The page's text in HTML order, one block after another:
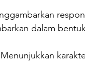
dalam
Menunjukkan